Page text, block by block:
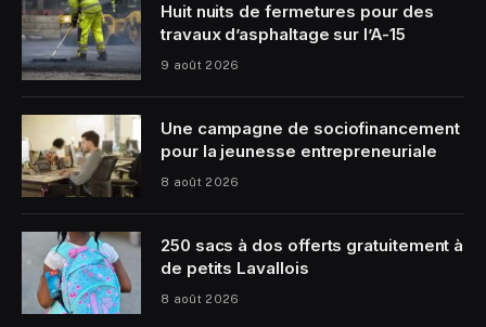
Huit nuits de fermetures pour des
travaux d’asphaltage sur l’A-15
9 août 2026
Une campagne de sociofinancement
pour la jeunesse entrepreneuriale
8 août 2026
250 sacs à dos offerts gratuitement à
de petits Lavallois
8 août 2026